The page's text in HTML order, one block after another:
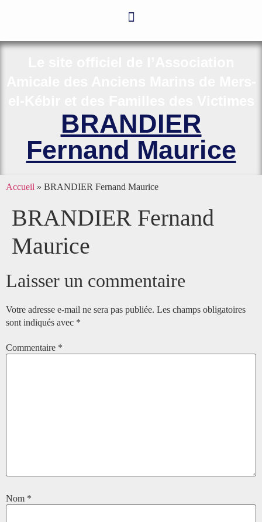
BRANDIER
Fernand Maurice
Accueil » BRANDIER Fernand Maurice
BRANDIER Fernand
Maurice
Laisser un commentaire
Votre adresse e-mail ne sera pas publiée. Les champs obligatoires
sont indiqués avec *
Commentaire *
Nom *